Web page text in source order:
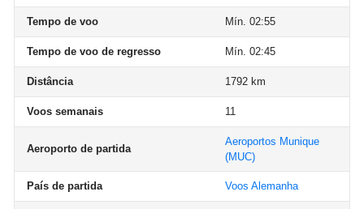
Tempo de voo Mín. 02:55
Tempo de voo de regresso Mín. 02:45
Distância 1792 km
Voos semanais 11
Aeroporto de partida
Aeroportos Munique
(MUC)
País de partida Voos Alemanha